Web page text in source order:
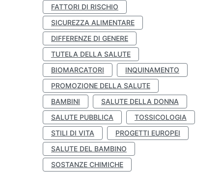
FATTORI DI RISCHIO
SICUREZZA ALIMENTARE
DIFFERENZE DI GENERE
TUTELA DELLA SALUTE
BIOMARCATORI
INQUINAMENTO
PROMOZIONE DELLA SALUTE
BAMBINI
SALUTE DELLA DONNA
SALUTE PUBBLICA
TOSSICOLOGIA
STILI DI VITA
PROGETTI EUROPEI
SALUTE DEL BAMBINO
SOSTANZE CHIMICHE